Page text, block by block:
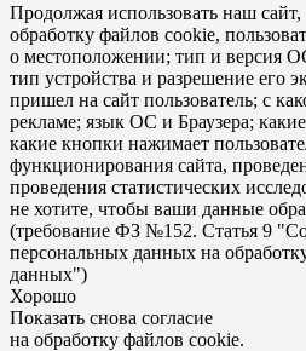
Продолжая использовать наш сайт,
обработку файлов cookie,
о местоположении; тип и версия
тип устройства и разрешение его
пришел на сайт пользователь; с
рекламе; язык ОС и Браузера;
какие кнопки нажимает
функционирования сайта,
проведения статистических
не хотите, чтобы ваши данные
(требование ФЗ №152. Статья 9
персональных данных на
данных")
Хорошо
Показать снова согласие
на обработку файлов cookie.